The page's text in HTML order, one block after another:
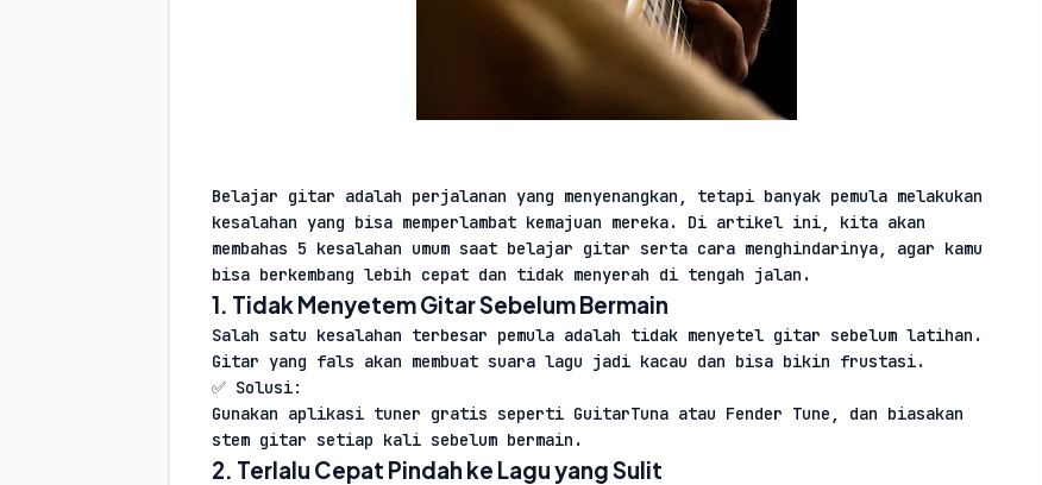
Belajar gitar adalah perjalanan yang menyenangkan, tetapi banyak pemula melakukan
kesalahan yang bisa memperlambat kemajuan mereka. Di artikel ini, kita akan
membahas 5 kesalahan umum saat belajar gitar serta cara menghindarinya, agar kamu
bisa berkembang lebih cepat dan tidak menyerah di tengah jalan.
1. Tidak Menyetem Gitar Sebelum Bermain
Salah satu kesalahan terbesar pemula adalah tidak menyetel gitar sebelum latihan.
Gitar yang fals akan membuat suara lagu jadi kacau dan bisa bikin frustasi.
✅ Solusi:
Gunakan aplikasi tuner gratis seperti GuitarTuna atau Fender Tune, dan biasakan
stem gitar setiap kali sebelum bermain.
2. Terlalu Cepat Pindah ke Lagu yang Sulit